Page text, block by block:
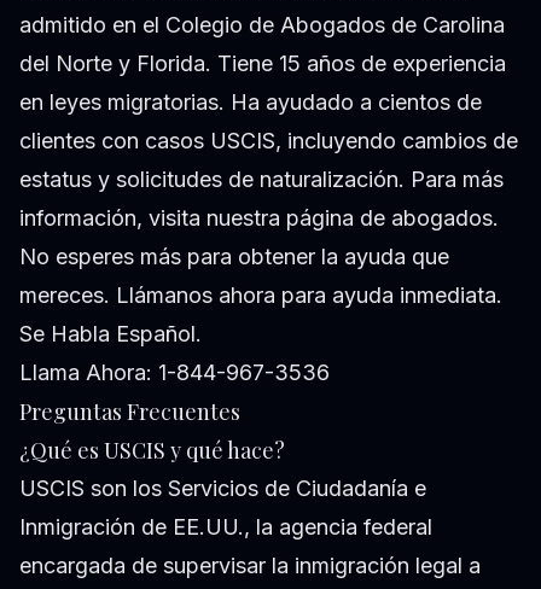
admitido en el Colegio de Abogados de Carolina
del Norte y Florida. Tiene 15 años de experiencia
en leyes migratorias. Ha ayudado a cientos de
clientes con casos USCIS, incluyendo cambios de
estatus y solicitudes de naturalización. Para más
información, visita nuestra página de abogados.
No esperes más para obtener la ayuda que
mereces. Llámanos ahora para ayuda inmediata.
Se Habla Español.
Llama Ahora: 1-844-967-3536
Preguntas Frecuentes
¿Qué es USCIS y qué hace?
USCIS son los Servicios de Ciudadanía e
Inmigración de EE.UU., la agencia federal
encargada de supervisar la inmigración legal a